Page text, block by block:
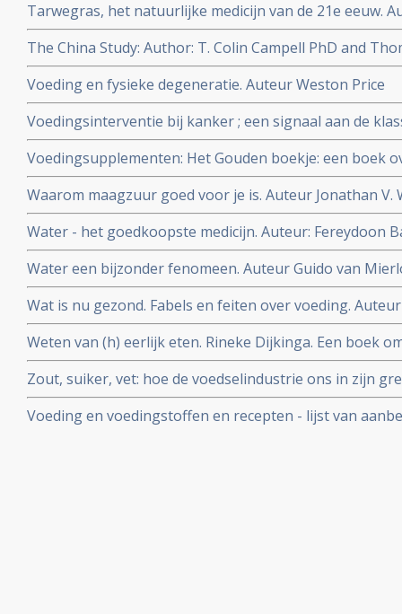
Tarwegras, het natuurlijke medicijn van de 21e eeuw.
The China Study: Author: T. Colin Campell PhD and
Voeding en fysieke degeneratie. Auteur Weston Price
Voedingsinterventie bij kanker ; een signaal aan de
bioloog drs. E. Valstar.
Voedingsupplementen: Het Gouden boekje: een boek
vitamines, mineralen en voedingsupplementen. Auteur
Waarom maagzuur goed voor je is. Auteur Jonathan V.
Water - het goedkoopste medicijn. Auteur: Fereydoon
Water een bijzonder fenomeen. Auteur Guido van
Wat is nu gezond. Fabels en feiten over voeding.
Weten van (h) eerlijk eten. Rineke Dijkinga. Een boek
gezondheid positief te beinvloeden. Inclusief recepten
Zout, suiker, vet: hoe de voedselindustrie ons in zijn
Moss
Voeding en voedingstoffen en recepten - lijst van